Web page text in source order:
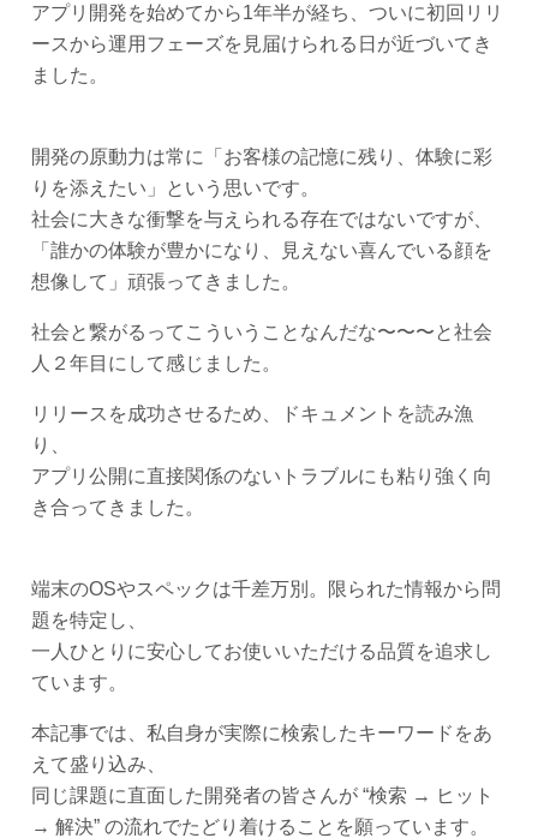
アプリ開発を始めてから1年半が経ち、ついに初回リリ
ースから運用フェーズを見届けられる日が近づいてき
ました。
開発の原動力は常に「お客様の記憶に残り、体験に彩
りを添えたい」という思いです。
社会に大きな衝撃を与えられる存在ではないですが、
「誰かの体験が豊かになり、見えない喜んでいる顔を
想像して」頑張ってきました。
社会と繋がるってこういうことなんだな〜〜〜と社会
人２年目にして感じました。
リリースを成功させるため、ドキュメントを読み漁
り、
アプリ公開に直接関係のないトラブルにも粘り強く向
き合ってきました。
端末のOSやスペックは千差万別。限られた情報から問
題を特定し、
一人ひとりに安心してお使いいただける品質を追求し
ています。
本記事では、私自身が実際に検索したキーワードをあ
えて盛り込み、
同じ課題に直面した開発者の皆さんが “検索 → ヒット
→ 解決” の流れでたどり着けることを願っています。